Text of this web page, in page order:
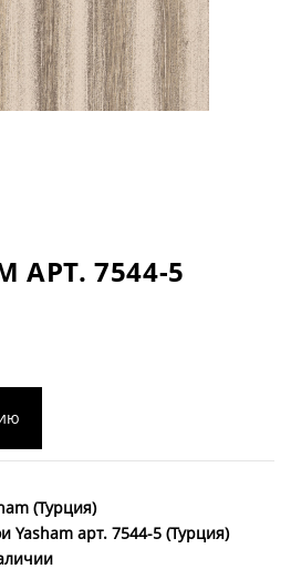
АРТ. 7544-5
(Турция)
Yasham арт. 7544-5 (Турция)